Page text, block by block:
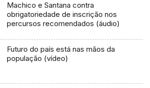
Machico e Santana contra
obrigatoriedade de inscrição nos
percursos recomendados (áudio)
Futuro do país está nas mãos da
população (vídeo)